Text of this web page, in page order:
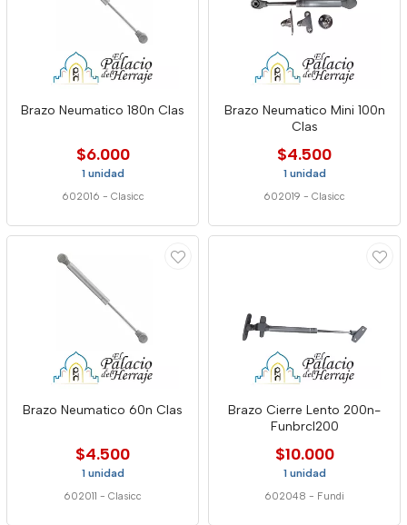
Brazo Neumatico 180n Clas
$6.000
1 unidad
602016 - Clasicc
Brazo Neumatico Mini 100n
Clas
$4.500
1 unidad
602019 - Clasicc
Brazo Neumatico 60n Clas
$4.500
1 unidad
602011 - Clasicc
Brazo Cierre Lento 200n-
Funbrcl200
$10.000
1 unidad
602048 - Fundi